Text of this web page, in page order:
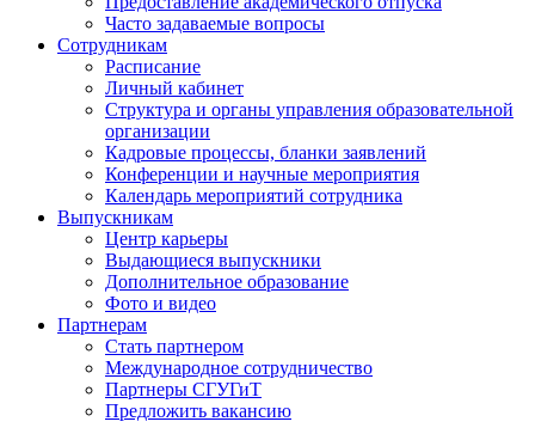
Часто задаваемые вопросы
Сотрудникам
Расписание
Личный кабинет
Структура и органы управления образовательной
организации
Кадровые процессы, бланки заявлений
Конференции и научные мероприятия
Календарь мероприятий сотрудника
Выпускникам
Центр карьеры
Выдающиеся выпускники
Дополнительное образование
Фото и видео
Партнерам
Стать партнером
Международное сотрудничество
Партнеры СГУГиТ
Предложить вакансию